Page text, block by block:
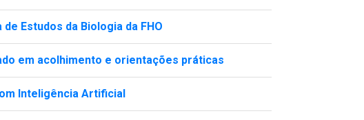
Estudos da Biologia da FHO
em acolhimento e orientações práticas
Inteligência Artificial